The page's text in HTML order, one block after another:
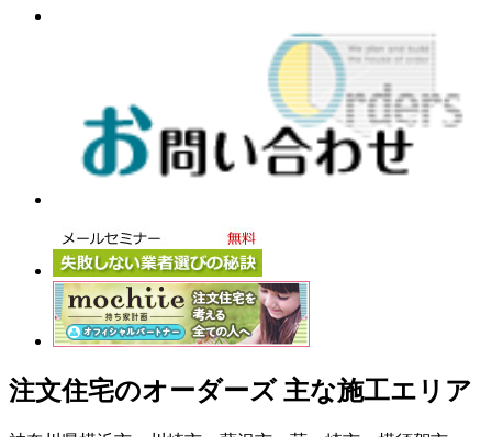
注文住宅のオーダーズ 主な施工エリア